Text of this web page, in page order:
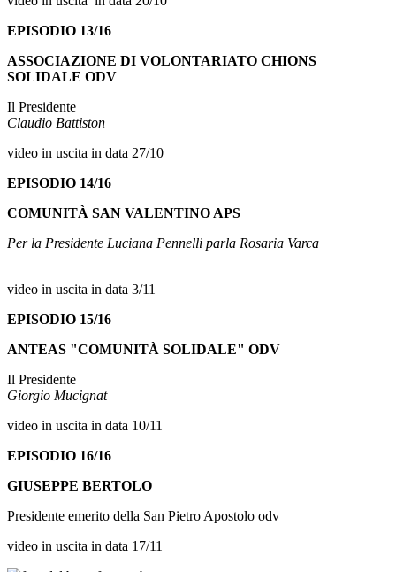
EPISODIO 13/16
ASSOCIAZIONE DI VOLONTARIATO CHIONS
SOLIDALE ODV
Il Presidente
Claudio Battiston
video in uscita in data 27/10
EPISODIO 14/16
COMUNITÀ SAN VALENTINO APS
Per la Presidente Luciana Pennelli parla Rosaria Varca
video in uscita in data 3/11
EPISODIO 15/16
ANTEAS "COMUNITÀ SOLIDALE" ODV
Il Presidente
Giorgio Mucignat
video in uscita in data 10/11
EPISODIO 16/16
GIUSEPPE BERTOLO
Presidente emerito della San Pietro Apostolo odv
video in uscita in data 17/11